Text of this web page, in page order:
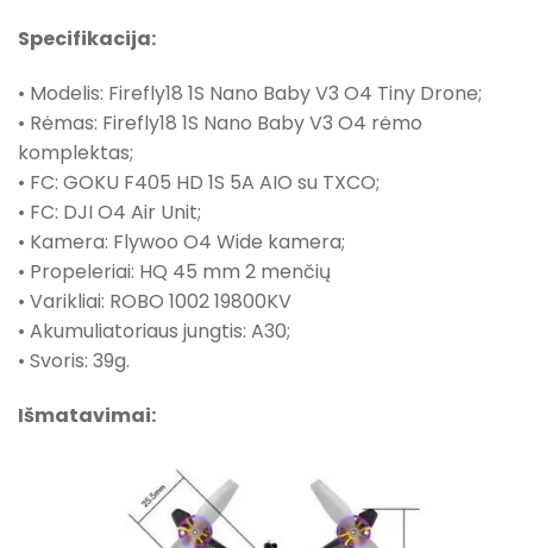
Specifikacija:
• Modelis: Firefly18 1S Nano Baby V3 O4 Tiny Drone;
• Rėmas: Firefly18 1S Nano Baby V3 O4 rėmo
komplektas;
• FC: GOKU F405 HD 1S 5A AIO su TXCO;
• FC: DJI O4 Air Unit;
• Kamera: Flywoo O4 Wide kamera;
• Propeleriai: HQ 45 mm 2 menčių
• Varikliai: ROBO 1002 19800KV
• Akumuliatoriaus jungtis: A30;
• Svoris: 39g.
Išmatavimai: